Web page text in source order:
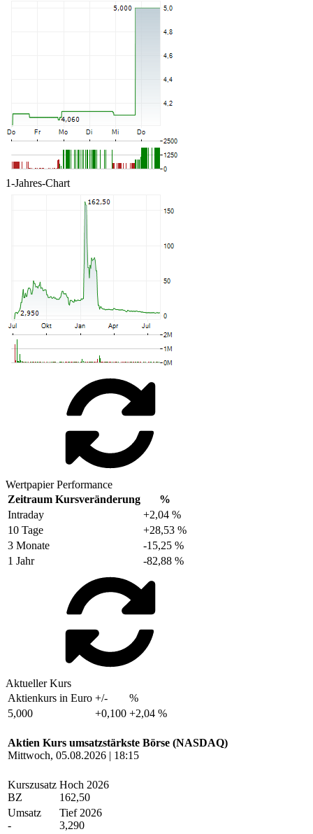
1-Jahres-Chart
Wertpapier Performance
Zeitraum Kursveränderung
%
Intraday
+2,04 %
10 Tage
+28,53 %
3 Monate
-15,25 %
1 Jahr
-82,88 %
Aktueller Kurs
Aktienkurs in Euro +/-
%
5,000
+0,100 +2,04 %
Aktien Kurs umsatzstärkste Börse (NASDAQ)
Mittwoch, 05.08.2026 | 18:15
Kurszusatz
BZ
Hoch 2026
162,50
Umsatz
-
Tief 2026
3,290